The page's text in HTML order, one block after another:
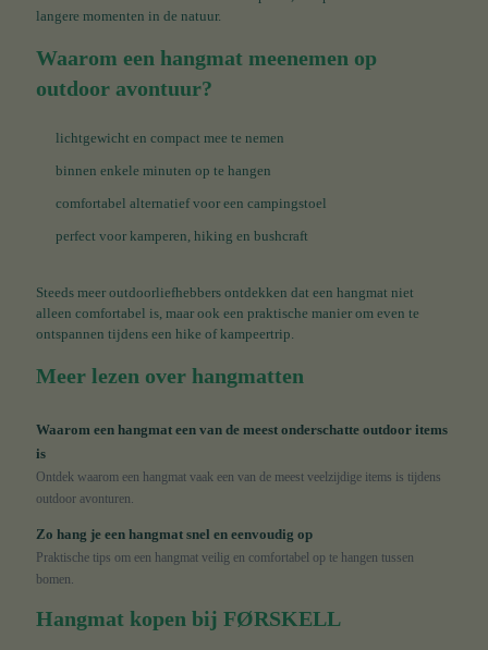
langere momenten in de natuur.
Waarom een hangmat meenemen op
outdoor avontuur?
lichtgewicht en compact mee te nemen
binnen enkele minuten op te hangen
comfortabel alternatief voor een campingstoel
perfect voor kamperen, hiking en bushcraft
Steeds meer outdoorliefhebbers ontdekken dat een hangmat niet
alleen comfortabel is, maar ook een praktische manier om even te
ontspannen tijdens een hike of kampeertrip.
Meer lezen over hangmatten
Waarom een hangmat een van de meest onderschatte outdoor items
is
Ontdek waarom een hangmat vaak een van de meest veelzijdige items is tijdens
outdoor avonturen.
Zo hang je een hangmat snel en eenvoudig op
Praktische tips om een hangmat veilig en comfortabel op te hangen tussen
bomen.
Hangmat kopen bij FØRSKELL